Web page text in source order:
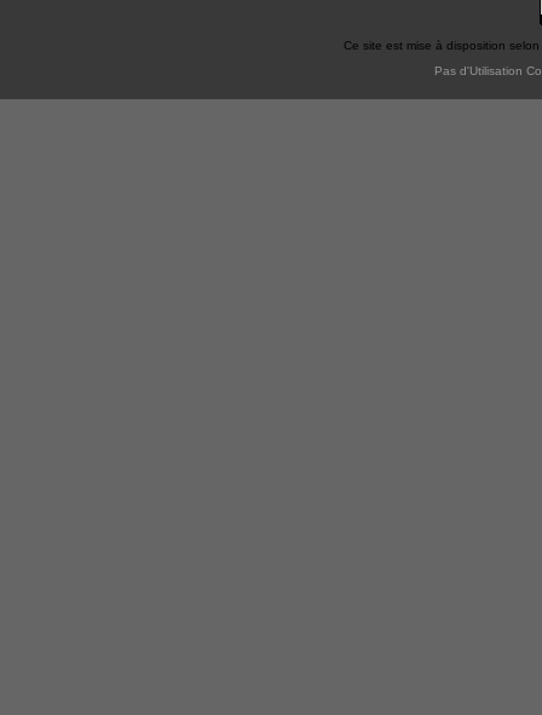
Ce site est mise à disposition
Pas d'Utilisation